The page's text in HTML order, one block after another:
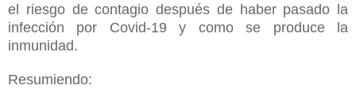
el riesgo de contagio después de haber pasado la
infección por Covid-19 y como se produce la
inmunidad.
Resumiendo: